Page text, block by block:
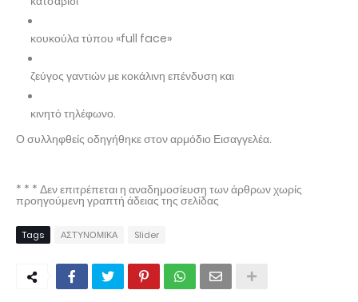
κουκούλα τύπου «full face»
ζεύγος γαντιών με κοκάλινη επένδυση και
κινητό τηλέφωνο.
Ο συλληφθείς οδηγήθηκε στον αρμόδιο Εισαγγελέα.
* * * Δεν επιτρέπεται η αναδημοσίευση των άρθρων χωρίς
προηγούμενη γραπτή άδειας της σελίδας
Tags ΑΣΤΥΝΟΜΙΚΑ Slider